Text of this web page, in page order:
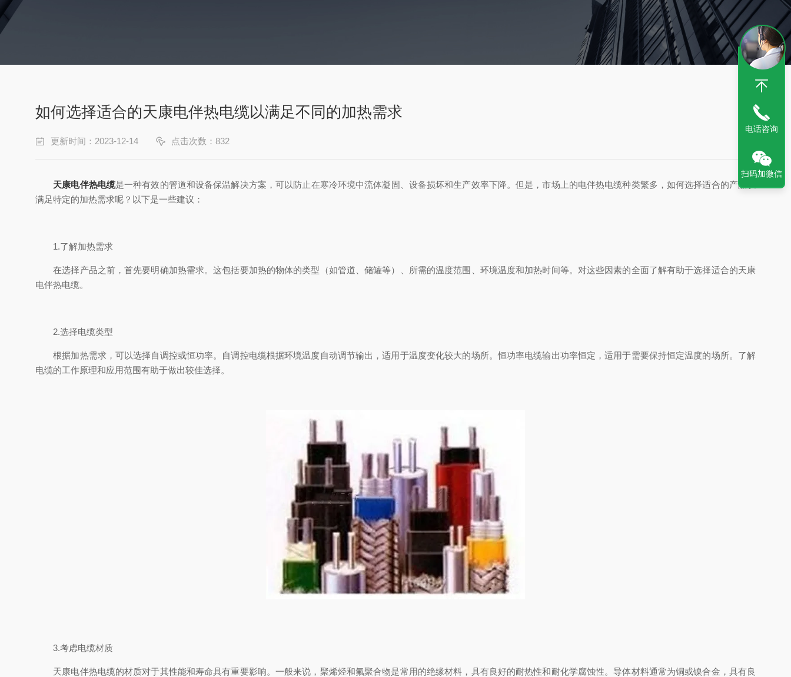
如何选择适合的天康电伴热电缆以满足不同的加热需求
更新时间：2023-12-14 点击次数：832
天康电伴热电缆是一种有效的管道和设备保温解决方案，可以防止在寒冷环境中流体凝固、设备损坏和生产效率下降。但是，市场上的电伴热电缆种类繁多，如何选择适合的产品以
满足特定的加热需求呢？以下是一些建议：
1.了解加热需求
在选择产品之前，首先要明确加热需求。这包括要加热的物体的类型（如管道、储罐等）、所需的温度范围、环境温度和加热时间等。对这些因素的全面了解有助于选择适合的天康
电伴热电缆。
2.选择电缆类型
根据加热需求，可以选择自调控或恒功率。自调控电缆根据环境温度自动调节输出，适用于温度变化较大的场所。恒功率电缆输出功率恒定，适用于需要保持恒定温度的场所。了解
电缆的工作原理和应用范围有助于做出较佳选择。
3.考虑电缆材质
天康电伴热电缆的材质对于其性能和寿命具有重要影响。一般来说，聚烯烃和氟聚合物是常用的绝缘材料，具有良好的耐热性和耐化学腐蚀性。导体材料通常为铜或镍合金，具有良
电话咨询
扫码加微信